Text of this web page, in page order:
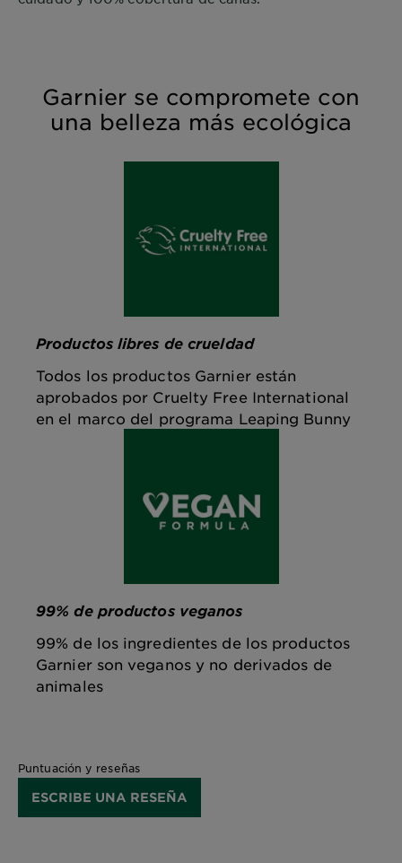
Garnier se compromete con
una belleza más ecológica
Productos libres de crueldad
Todos los productos Garnier están
aprobados por Cruelty Free International
en el marco del programa Leaping Bunny
99% de productos veganos
99% de los ingredientes de los productos
Garnier son veganos y no derivados de
animales
Puntuación y reseñas
ESCRIBE UNA RESEÑA